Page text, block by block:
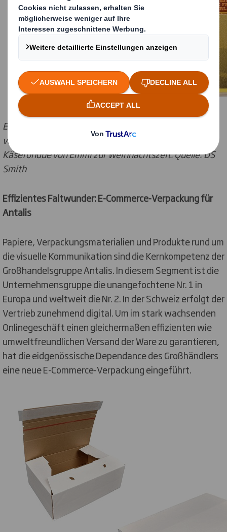
Einen originellen Markenauftritt am Point of Sale
verschaffte DS Smith dem Original Schweizer
Käsefondue von Emmi zur Weihnachtszeit. Quelle: DS
Smith
Effizientes Faltwunder: E-Commerce-Verpackung für
Antalis
Papiere, Verpackungsmaterialien und Produkte rund um
die visuelle Kommunikation sind die Kernkompetenz der
Großhandelsgruppe Antalis. In diesem Segment ist die
Unternehmensgruppe die unangefochtene Nr. 1 in
Europa und weltweit die Nr. 2. In der Schweiz erfolgt der
Vertrieb zunehmend digital. Um im stark wachsenden
Onlinegeschäft einen gleichermaßen effizienten wie
umweltfreundlichen Versand der Ware zu garantieren,
hat die eidgenössische Dependance des Großhändlers
eine neue E-Commerce-Verpackung eingeführt.